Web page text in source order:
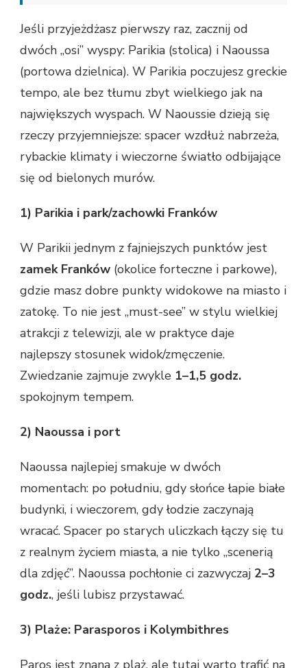
Jeśli przyjeżdżasz pierwszy raz, zacznij od
dwóch „osi” wyspy: Parikia (stolica) i Naoussa
(portowa dzielnica). W Parikia poczujesz greckie
tempo, ale bez tłumu zbyt wielkiego jak na
największych wyspach. W Naoussie dzieją się
rzeczy przyjemniejsze: spacer wzdłuż nabrzeża,
rybackie klimaty i wieczorne światło odbijające
się od bielonych murów.
1) Parikia i park/zachowki Franków
W Parikii jednym z fajniejszych punktów jest
zamek Franków (okolice forteczne i parkowe),
gdzie masz dobre punkty widokowe na miasto i
zatokę. To nie jest „must-see” w stylu wielkiej
atrakcji z telewizji, ale w praktyce daje
najlepszy stosunek widok/zmęczenie.
Zwiedzanie zajmuje zwykle 1–1,5 godz.
spokojnym tempem.
2) Naoussa i port
Naoussa najlepiej smakuje w dwóch
momentach: po południu, gdy słońce łapie białe
budynki, i wieczorem, gdy łodzie zaczynają
wracać. Spacer po starych uliczkach łączy się tu
z realnym życiem miasta, a nie tylko „scenerią
dla zdjęć”. Naoussa pochłonie ci zazwyczaj 2–3
godz., jeśli lubisz przystawać.
3) Plaże: Parasporos i Kolymbithres
Paros jest znana z plaż, ale tutaj warto trafić na